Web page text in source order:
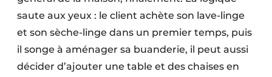
saute aux yeux : le client achète son lave-linge
et son sèche-linge dans un premier temps, puis
il songe à aménager sa buanderie, il peut aussi
décider d’ajouter une table et des chaises en